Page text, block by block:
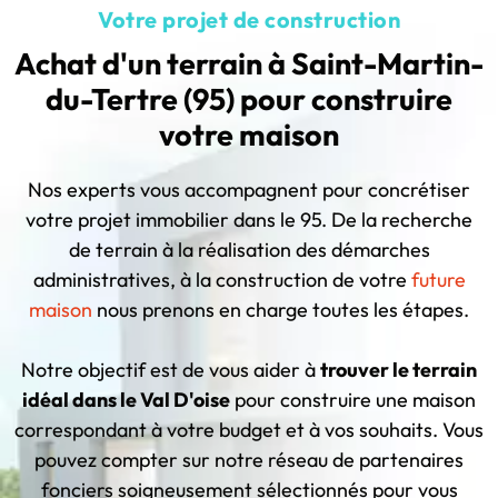
Votre projet de construction
Achat d'un terrain à Saint-Martin-
du-Tertre (95) pour construire
votre maison
Nos experts vous accompagnent pour concrétiser
votre projet immobilier dans le 95. De la recherche
de terrain à la réalisation des démarches
administratives, à la construction de votre future
maison nous prenons en charge toutes les étapes.
Notre objectif est de vous aider àtrouver le terrain
idéal dans le Val D'oise pour construire une maison
correspondant à votre budget et à vos souhaits. Vous
pouvez compter sur notre réseau de partenaires
fonciers soigneusement sélectionnés pour vous